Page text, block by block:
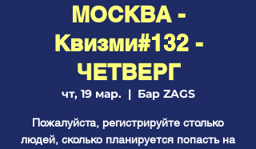
МОСКВА -
Квизми#132 -
ЧЕТВЕРГ
чт, 19 мар.
  |
Бар ZAGS
Пожалуйста, регистрируйте столько
людей, сколько планируется попасть на